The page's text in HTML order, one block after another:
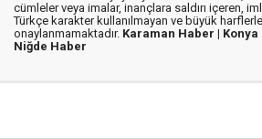
cümleler veya imalar, inançlara saldırı içeren,
Türkçe karakter kullanılmayan ve büyük
onaylanmamaktadır. Karaman Haber | Konya
Niğde Haber